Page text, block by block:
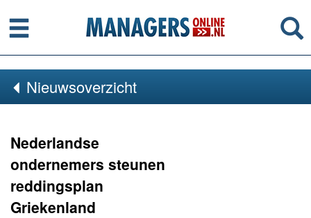
Menu
Nieuwsoverzicht
Nederlandse
ondernemers steunen
reddingsplan
Griekenland